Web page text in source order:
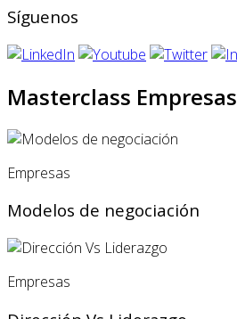
Síguenos
Masterclass Empresas
Empresas
Modelos de negociación
Empresas